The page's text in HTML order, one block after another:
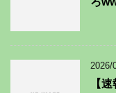
2026/
【